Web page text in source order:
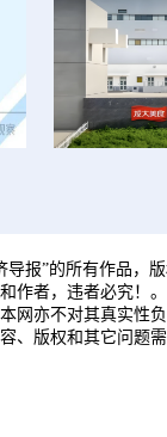
导报”的所有作品，
作者，违者必究！
网亦不对其真实性
、版权和其它问题